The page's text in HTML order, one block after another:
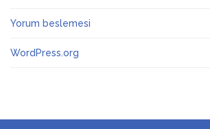
Yorum beslemesi
WordPress.org